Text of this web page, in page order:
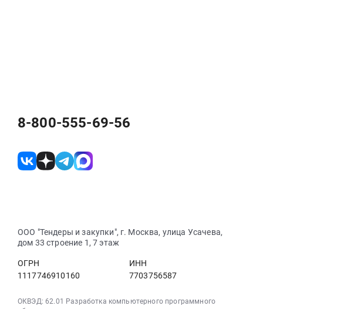
8-800-555-69-56
ООО "Тендеры и закупки", г. Москва, улица Усачева,
дом 33 строение 1, 7 этаж
ОГРН
1117746910160
ИНН
7703756587
ОКВЭД: 62.01 Разработка компьютерного программного